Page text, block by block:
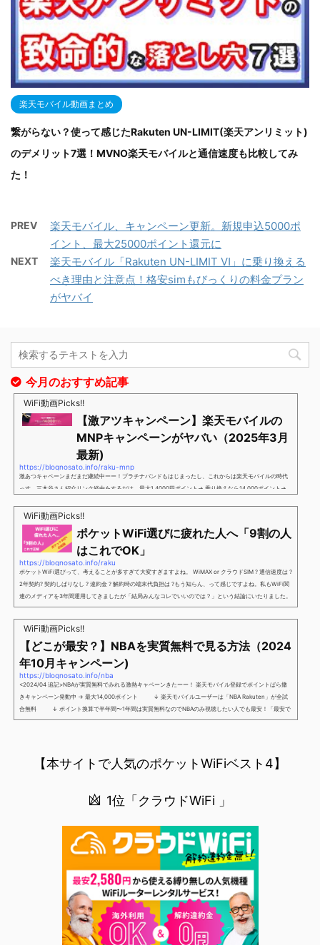
楽天モバイル動画まとめ
繋がらない？使って感じたRakuten UN-LIMIT(楽天アンリミット)
のデメリット7選！MVNO楽天モバイルと通信速度も比較してみ
た！
PREV
楽天モバイル、キャンペーン更新。新規申込5000ポ
イント、最大25000ポイント還元に
NEXT
楽天モバイル「Rakuten UN-LIMIT Ⅵ」に乗り換える
べき理由と注意点！格安simもびっくりの料金プラン
がヤバイ
今月のおすすめ記事
WiFi動画Picks!!
【激アツキャンペーン】楽天モバイルの
MNPキャンペーンがヤバい（2025年3月
最新)
https://blognosato.info/raku-mnp
激あつキャペーンまだまだ継続中ーー！プラチナバンドもはじまったし、これからは楽天モバイルの時代
っす。三木谷さん紹介リンク経由をするだけ。最大1,4000円ポイント→ 乗り換えなら14,000ポイント→
谷さんキャンペーン／2回線目以降でもOK再契約でもでもOK背水の陣の楽天モバイル。ついに「最後の賭
け」とも思えるポイントばら撒きキャンペーンを発動してきました。■キャンペーン概要三木谷社長の特
別招待ページから楽天モバイ...
WiFi動画Picks!!
ポケットWiFi選びに疲れた人へ「9割の人
はこれでOK」
https://blognosato.info/raku
ポケットWiFi選びって、考えることが多すぎて大変すぎますよね。 WiMAX or クラウドSIM ? 通信速度は ?
2年契約? 契約しばりなし ? 違約金 ? 解約時の端末代負担は ?もう知らん、って感じですよね。私もWiFi関
連のメディアを3年間運用してきましたが「結局みんなコレでいいのでは？」という結論にいたりました。
ということで、「ポケットWiFi選びに疲れた」「結局どれがいいのか分からない」と言う人向けに【最終
解】を用意しました。ポケットWiFiのヘビーユーザー視点で「90％の人はこれだけでいいやん」というも
のなので、「多...
WiFi動画Picks!!
【どこが最安？】NBAを実質無料で見る方法（2024
年10月キャンペーン)
https://blognosato.info/nba
<2024/04 追記>NBAが実質無料でみれる激熱キャペーンきたーー！ 楽天モバイル登録でポイントばら撒
きキャンペーン発動中 → 最大14,000ポイント ↓ 楽天モバイルユーザーは「NBA Rakuten」が全試
合無料 ↓ ポイント換算で半年間〜1年間は実質無料なのでNBAのみ視聴したい人でも最安！「最安で
NBAを見る方法」が「楽天モバイルを契約すること」というもはや意味不明な状況...楽天モバイルでNBAを
【本サイトで人気のポケットWiFiベスト4】
1位「クラウドWiFi 」